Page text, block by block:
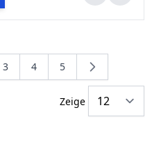
die Seite
Seite
3 Seite
4 Seite
5
Zeige